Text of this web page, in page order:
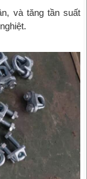
và tăng tần suất